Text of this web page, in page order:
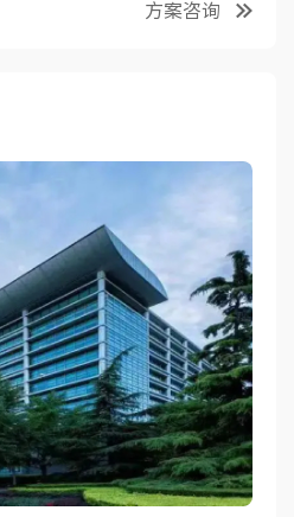
方案咨询